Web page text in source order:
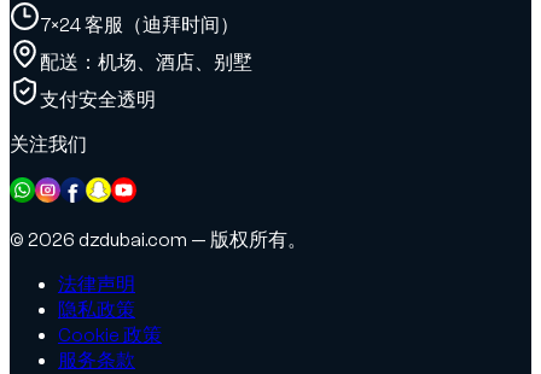
7×24 客服（迪拜时间）
配送：机场、酒店、别墅
支付安全透明
关注我们
© 2026 dzdubai.com — 版权所有。
法律声明
隐私政策
Cookie 政策
服务条款